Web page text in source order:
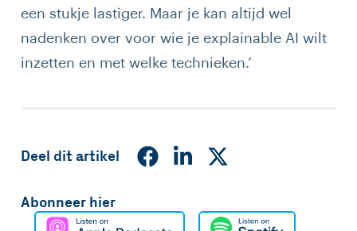
een stukje lastiger. Maar je kan altijd wel
nadenken over voor wie je explainable AI wilt
inzetten en met welke technieken.’
Deel dit artikel
Abonneer hier